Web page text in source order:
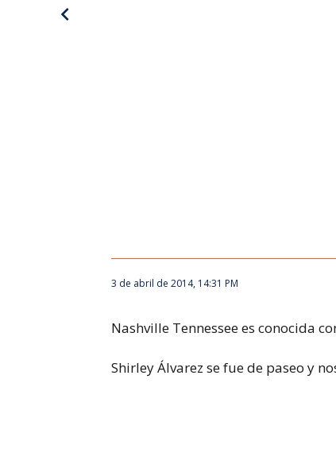
3 de abril de 2014, 14:31 PM
Nashville Tennessee es conocida
Shirley Álvarez se fue de paseo y